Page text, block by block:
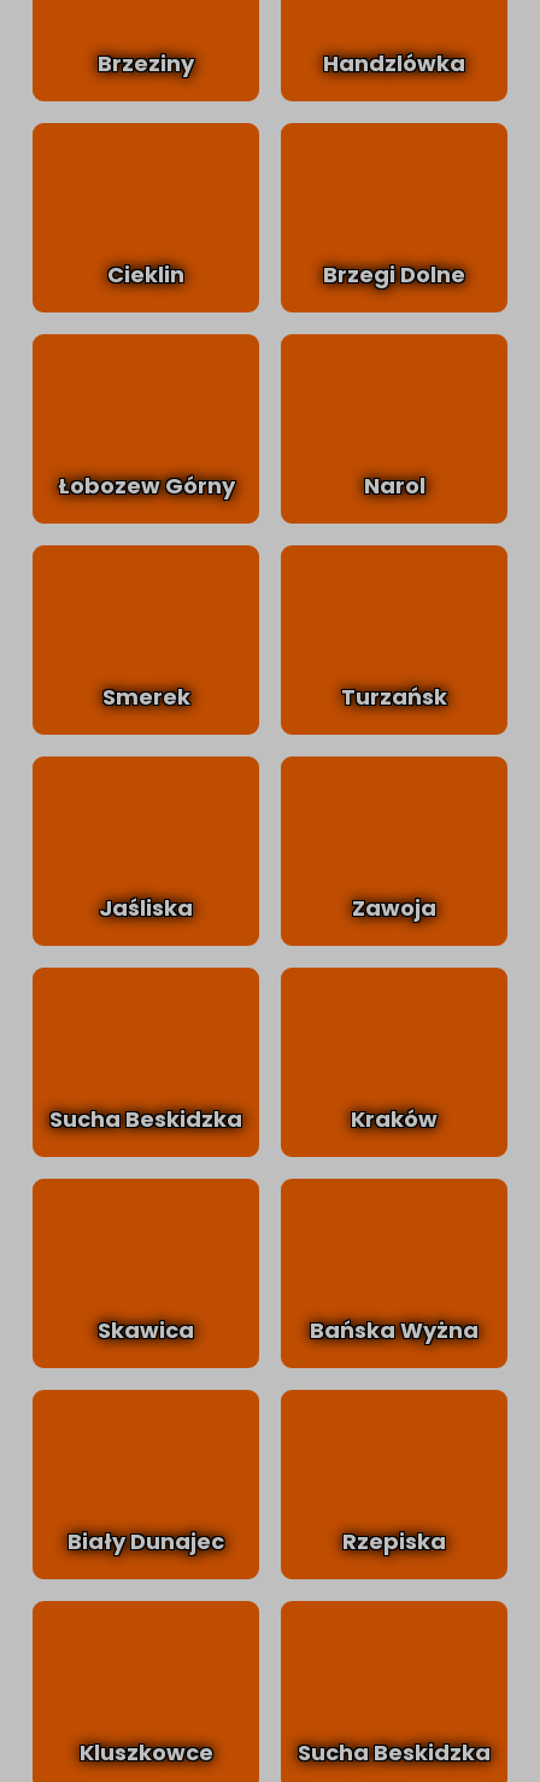
Brzeziny Handzlówka
Cieklin Brzegi Dolne
Łobozew Górny Narol
Smerek Turzańsk
Jaśliska Zawoja
Sucha Beskidzka Kraków
Skawica Bańska Wyżna
Biały Dunajec Rzepiska
Kluszkowce Sucha Beskidzka